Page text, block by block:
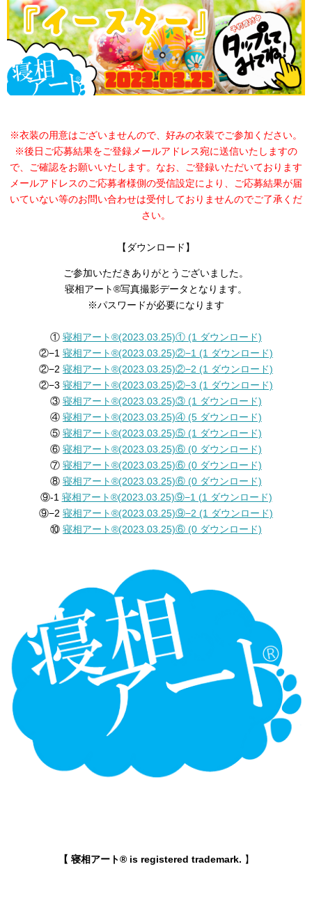
※衣装の用意はございませんので、好みの衣装でご参加ください。
※後日ご応募結果をご登録メールアドレス宛に送信いたしますの
で、ご確認をお願いいたします。なお、ご登録いただいております
メールアドレスのご応募者様側の受信設定により、ご応募結果が届
いていない等のお問い合わせは受付しておりませんのでご了承くだ
さい。
【ダウンロード】
ご参加いただきありがとうございました。
寝相アート®︎写真撮影データとなります。
※パスワードが必要になります
① 寝相アート®︎(2023.03.25)① (1 ダウンロード)
②−1 寝相アート®︎(2023.03.25)②−1 (1 ダウンロード)
②−2 寝相アート®︎(2023.03.25)②−2 (1 ダウンロード)
②−3 寝相アート®︎(2023.03.25)②−3 (1 ダウンロード)
③ 寝相アート®︎(2023.03.25)③ (1 ダウンロード)
④ 寝相アート®︎(2023.03.25)④ (5 ダウンロード)
⑤ 寝相アート®︎(2023.03.25)⑤ (1 ダウンロード)
⑥ 寝相アート®︎(2023.03.25)⑥ (0 ダウンロード)
⑦ 寝相アート®︎(2023.03.25)⑥ (0 ダウンロード)
⑧ 寝相アート®︎(2023.03.25)⑥ (0 ダウンロード)
⑨-1 寝相アート®︎(2023.03.25)⑨−1 (1 ダウンロード)
⑨−2 寝相アート®︎(2023.03.25)⑨−2 (1 ダウンロード)
⑩ 寝相アート®︎(2023.03.25)⑥ (0 ダウンロード)
【 寝相アート® is registered trademark. 】